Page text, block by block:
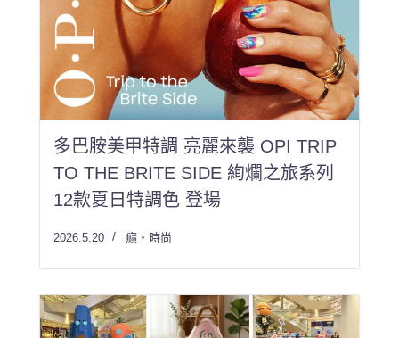
多巴胺美甲特調 亮麗來襲 OPI TRIP
TO THE BRITE SIDE 絢爛之旅系列
12款夏日特調色 登場
2026.5.20 癮・時尚